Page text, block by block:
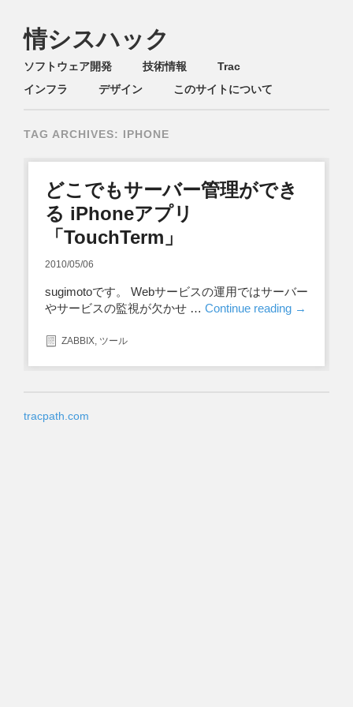
情シスハック
Main menu
Skip
to
content
ソフトウェア開発 技術情報
Trac
インフラ
デザイン このサイトについて
TAG ARCHIVES: IPHONE
どこでもサーバー管理ができ
る iPhoneアプリ
「TouchTerm」
2010/05/06
sugimotoです。 Webサービスの運用ではサーバー
やサービスの監視が欠かせ … Continue reading →
ZABBIX, ツール
tracpath.com